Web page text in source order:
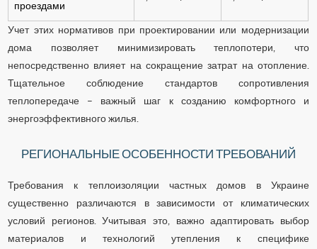
проездами
Учет этих нормативов при проектировании или модернизации
дома позволяет минимизировать теплопотери, что
непосредственно влияет на сокращение затрат на отопление.
Тщательное соблюдение стандартов сопротивления
теплопередаче – важный шаг к созданию комфортного и
энергоэффективного жилья.
РЕГИОНАЛЬНЫЕ ОСОБЕННОСТИ ТРЕБОВАНИЙ
Требования к теплоизоляции частных домов в Украине
существенно различаются в зависимости от климатических
условий регионов. Учитывая это, важно адаптировать выбор
материалов и технологий утепления к специфике